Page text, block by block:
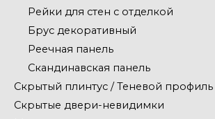
Рейки для стен с отделкой
Брус декоративный
Реечная панель
Скандинавская панель
Скрытый плинтус / Теневой профиль
Скрытые двери-невидимки